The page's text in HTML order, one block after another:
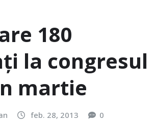
180
la congresul
martie
feb. 28, 2013 0